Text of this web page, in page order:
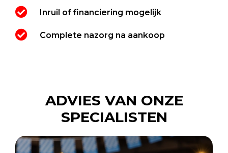
Inruil of financiering mogelijk
Complete nazorg na aankoop
ADVIES VAN ONZE
SPECIALISTEN